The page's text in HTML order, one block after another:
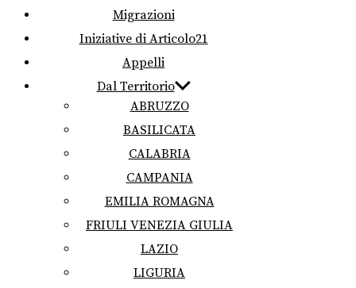
Migrazioni
Iniziative di Articolo21
Appelli
Dal Territorio
ABRUZZO
BASILICATA
CALABRIA
CAMPANIA
EMILIA ROMAGNA
FRIULI VENEZIA GIULIA
LAZIO
LIGURIA